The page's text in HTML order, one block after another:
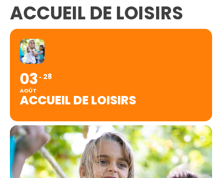
ACCUEIL DE LOISIRS
03
AOÛT
28
ACCUEIL DE LOISIRS